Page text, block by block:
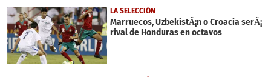
3
minutes,
43
seconds
LA SELECCIÓN
Marruecos, UzbekistÃ¡n o Croacia serÃ¡
rival de Honduras en octavos